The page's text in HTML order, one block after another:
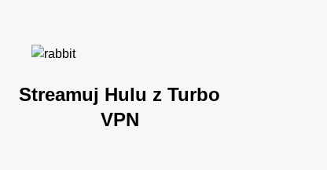
Streamuj Hulu z Turbo
VPN